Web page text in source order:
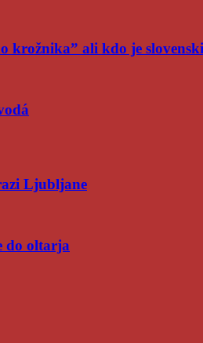
krožnika” ali kdo je
Ljubljane
do oltarja